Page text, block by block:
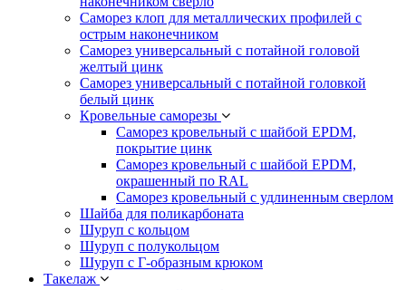
Саморез клоп для металлических профилей с
острым наконечником
Саморез универсальный с потайной головой
желтый цинк
Саморез универсальный с потайной головкой
белый цинк
Кровельные саморезы
Саморез кровельный с шайбой EPDM,
покрытие цинк
Саморез кровельный с шайбой EPDM,
окрашенный по RAL
Саморез кровельный с удлиненным сверлом
Шайба для поликарбоната
Шуруп с кольцом
Шуруп с полукольцом
Шуруп с Г-образным крюком
Такелаж